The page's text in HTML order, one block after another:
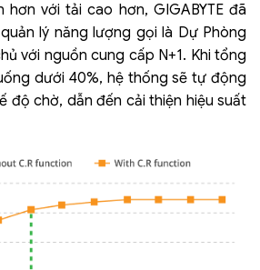
với tải cao hơn, GIGABYTE đã
lý năng lượng gọi là Dự Phòng
với nguồn cung cấp N+1. Khi tổng
dưới 40%, hệ thống sẽ tự động
độ chờ, dẫn đến cải thiện hiệu suất